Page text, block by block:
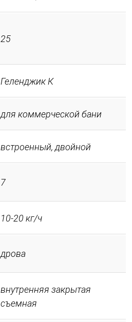
25
Геленджик К
для коммерческой бани
встроенный, двойной
7
10-20 кг/ч
дрова
внутренняя закрытая
съемная